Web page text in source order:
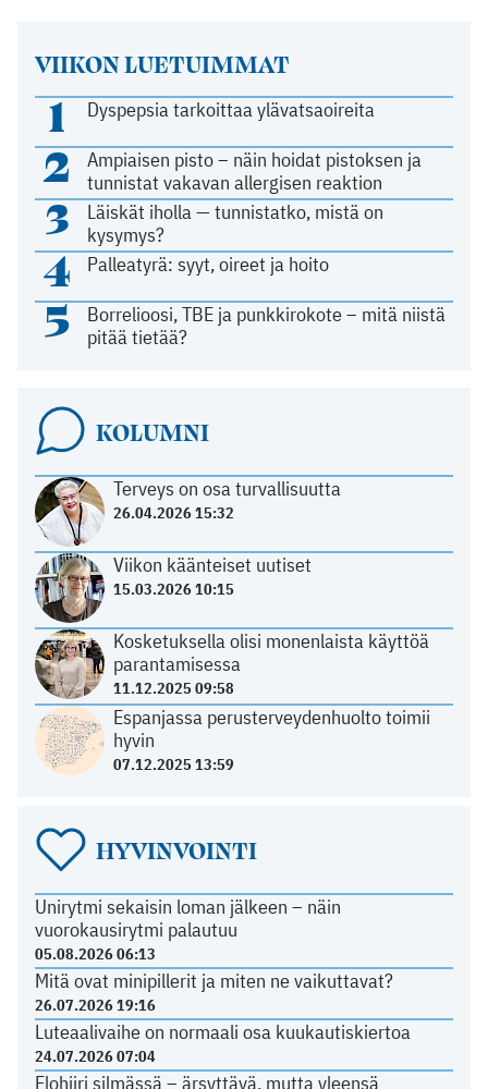
VIIKON LUETUIMMAT
1 Dyspepsia tarkoittaa ylävatsaoireita
2
Ampiaisen pisto – näin hoidat pistoksen ja
tunnistat vakavan allergisen reaktion
3
Läiskät iholla — tunnistatko, mistä on
kysymys?
4 Palleatyrä: syyt, oireet ja hoito
5
Borrelioosi, TBE ja punkkirokote – mitä niistä
pitää tietää?
KOLUMNI
Terveys on osa turvallisuutta
26.04.2026 15:32
Viikon käänteiset uutiset
15.03.2026 10:15
Kosketuksella olisi monenlaista käyttöä
parantamisessa
11.12.2025 09:58
Espanjassa perusterveydenhuolto toimii
hyvin
07.12.2025 13:59
HYVINVOINTI
Unirytmi sekaisin loman jälkeen – näin
vuorokausirytmi palautuu
05.08.2026 06:13
Mitä ovat minipillerit ja miten ne vaikuttavat?
26.07.2026 19:16
Luteaalivaihe on normaali osa kuukautiskiertoa
24.07.2026 07:04
Elohiiri silmässä – ärsyttävä, mutta yleensä